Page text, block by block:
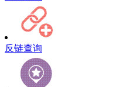
反链查询